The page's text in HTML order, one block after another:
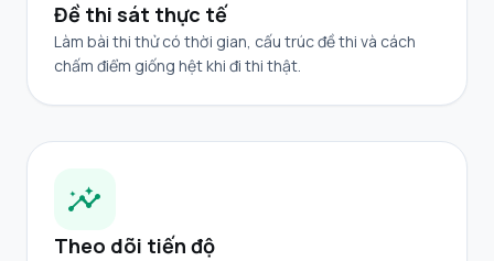
Đề thi sát thực tế
Làm bài thi thử có thời gian, cấu trúc đề thi và cách
chấm điểm giống hệt khi đi thi thật.
insights
Theo dõi tiến độ